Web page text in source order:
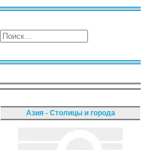
Азия - Столицы и города